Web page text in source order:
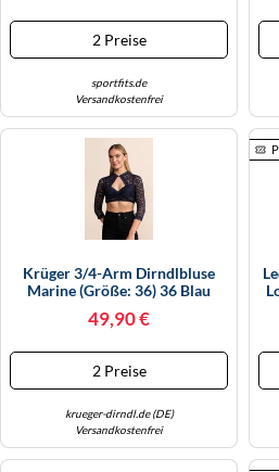
2 Preise
sportfits.de
Versandkostenfrei
Krüger 3/4-Arm Dirndlbluse
Marine (Größe: 36) 36 Blau
49,90 €
2 Preise
krueger-dirndl.de (DE)
Versandkostenfrei